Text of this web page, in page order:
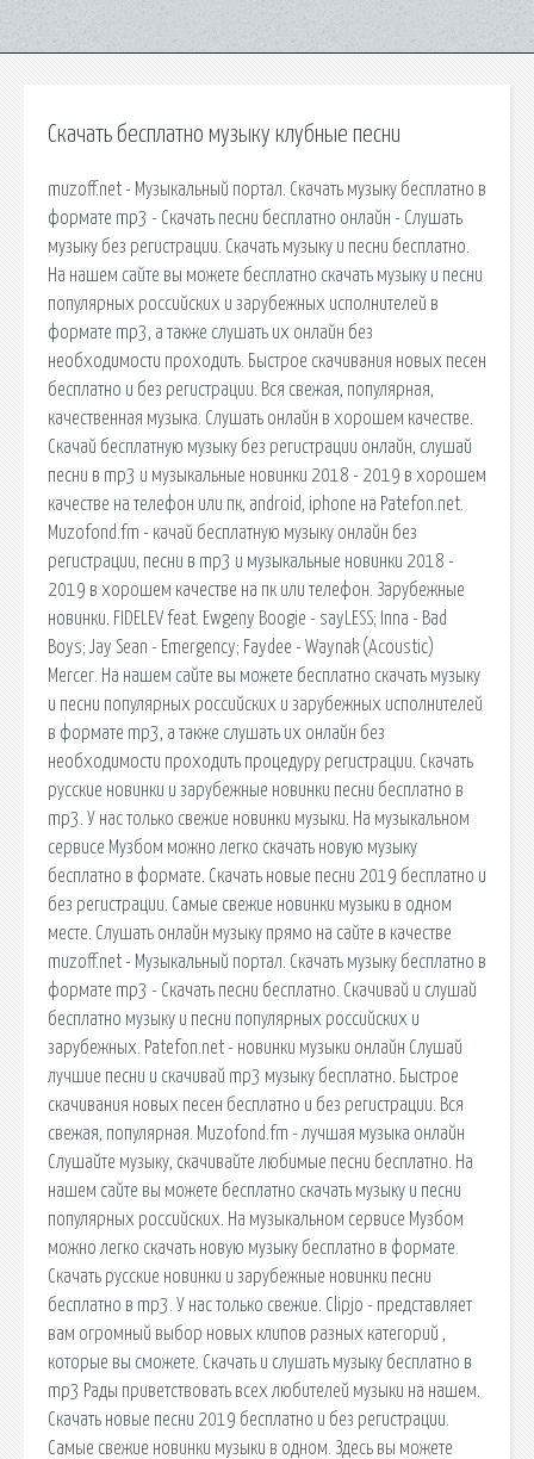
Скачать бесплатно музыку клубные песни
muzoff.net - Музыкальный портал. Скачать музыку бесплатно в
формате mp3 - Скачать песни бесплатно онлайн - Слушать
музыку без регистрации. Скачать музыку и песни бесплатно.
На нашем сайте вы можете бесплатно скачать музыку и песни
популярных российских и зарубежных исполнителей в
формате mp3, а также слушать их онлайн без
необходимости проходить. Быстрое скачивания новых песен
бесплатно и без регистрации. Вся свежая, популярная,
качественная музыка. Слушать онлайн в хорошем качестве.
Скачай бесплатную музыку без регистрации онлайн, слушай
песни в mp3 и музыкальные новинки 2018 - 2019 в хорошем
качестве на телефон или пк, android, iphone на Patefon.net.
Muzofond.fm - качай бесплатную музыку онлайн без
регистрации, песни в mp3 и музыкальные новинки 2018 -
2019 в хорошем качестве на пк или телефон. Зарубежные
новинки. FIDELEV feat. Ewgeny Boogie - sayLESS; Inna - Bad
Boys; Jay Sean - Emergency; Faydee - Waynak (Acoustic)
Mercer. На нашем сайте вы можете бесплатно скачать музыку
и песни популярных российских и зарубежных исполнителей
в формате mp3, а также слушать их онлайн без
необходимости проходить процедуру регистрации. Скачать
русские новинки и зарубежные новинки песни бесплатно в
mp3. У нас только свежие новинки музыки. На музыкальном
сервисе Музбом можно легко скачать новую музыку
бесплатно в формате. Скачать новые песни 2019 бесплатно и
без регистрации. Самые свежие новинки музыки в одном
месте. Слушать онлайн музыку прямо на сайте в качестве
muzoff.net - Музыкальный портал. Скачать музыку бесплатно в
формате mp3 - Скачать песни бесплатно. Скачивай и слушай
бесплатно музыку и песни популярных российских и
зарубежных. Patefon.net - новинки музыки онлайн Слушай
лучшие песни и скачивай mp3 музыку бесплатно. Быстрое
скачивания новых песен бесплатно и без регистрации. Вся
свежая, популярная. Muzofond.fm - лучшая музыка онлайн
Слушайте музыку, скачивайте любимые песни бесплатно. На
нашем сайте вы можете бесплатно скачать музыку и песни
популярных российских. На музыкальном сервисе Музбом
можно легко скачать новую музыку бесплатно в формате.
Скачать русские новинки и зарубежные новинки песни
бесплатно в mp3. У нас только свежие. Clipjo - представляет
вам огромный выбор новых клипов разных категорий ,
которые вы сможете. Скачать и слушать музыку бесплатно в
mp3 Рады приветствовать всех любителей музыки на нашем.
Скачать новые песни 2019 бесплатно и без регистрации.
Самые свежие новинки музыки в одном. Здесь вы можете